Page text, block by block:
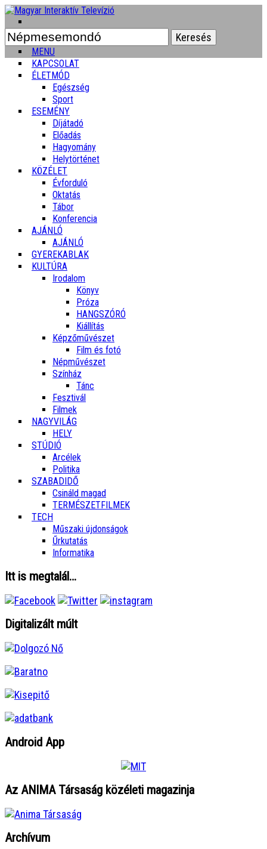
Keresés:
MENU
KAPCSOLAT
ÉLETMÓD
Egészség
Sport
ESEMÉNY
Díjátadó
Előadás
Hagyomány
Helytörténet
KÖZÉLET
Évforduló
Oktatás
Tábor
Konferencia
AJÁNLÓ
AJÁNLÓ
GYEREKABLAK
KULTÚRA
Irodalom
Könyv
Próza
HANGSZÓRÓ
Kiállítás
Képzőművészet
Film és fotó
Népművészet
Színház
Tánc
Fesztivál
Filmek
NAGYVILÁG
HELY
STÚDIÓ
Arcélek
Politika
SZABADIDŐ
Csináld magad
TERMÉSZETFILMEK
TECH
Műszaki újdonságok
Űrkutatás
Informatika
Itt is megtalál…
Digitalizált múlt
Android App
Az ANIMA Társaság közéleti magazinja
Archívum